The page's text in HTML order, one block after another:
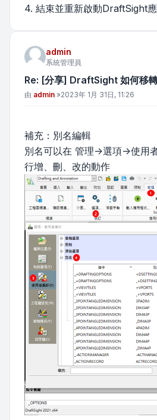
4. 結束並重新啟動DraftSight應
admin
系統管理員
Re: [分享] DraftSight 如何移
文章
由 admin »2023年 1月 31日, 11:26
補充：別名編輯
別名可以在 管理->選項->使用
行增、刪、改的動作